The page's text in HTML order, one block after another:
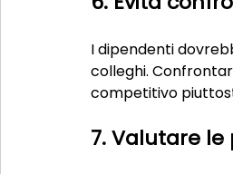
I dipendenti
colleghi.
competitivo
7. Valutare